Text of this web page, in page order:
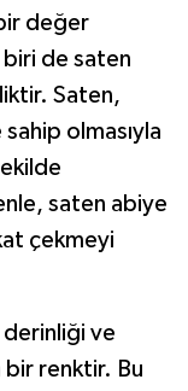
değer
biri de saten
Saten,
olmasıyla
saten abiye
çekmeyi
derinliği ve
renktir. Bu